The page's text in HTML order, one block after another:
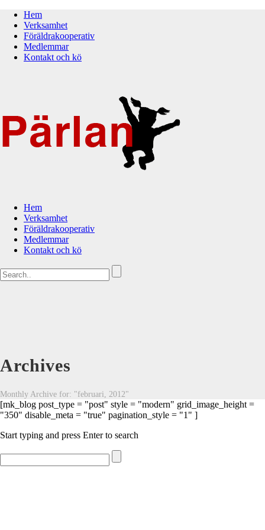
Hem
Verksamhet
Föräldrakooperativ
Medlemmar
Kontakt och kö
Hem
Verksamhet
Föräldrakooperativ
Medlemmar
Kontakt och kö
Archives
Monthly Archive for: "februari, 2012"
[mk_blog post_type = "post" style = "modern" grid_image_height =
"350" disable_meta = "true" pagination_style = "1" ]
Start typing and press Enter to search